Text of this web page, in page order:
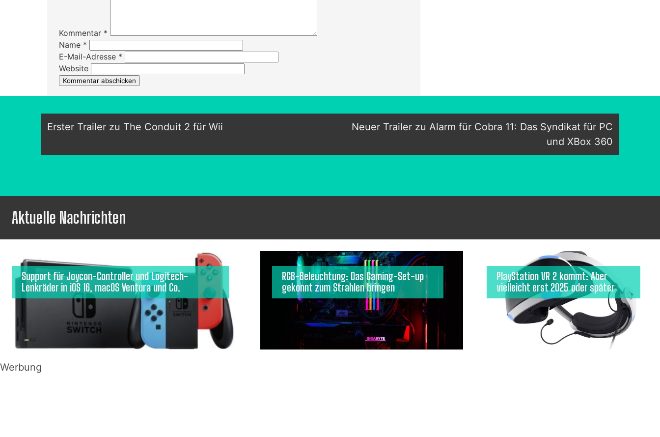
Kommentar *
Name *
E-Mail-Adresse *
Website
Erster Trailer zu The Conduit 2 für Wii
Neuer Trailer zu Alarm für Cobra 11: Das Syndikat für PC
und XBox 360
Aktuelle Nachrichten
Support für Joycon-Controller und Logitech-
Lenkräder in iOS 16, macOS Ventura und Co.
RGB-Beleuchtung: Das Gaming-Set-up
gekonnt zum Strahlen bringen
PlayStation VR 2 kommt: Aber
vielleicht erst 2025 oder später
Werbung